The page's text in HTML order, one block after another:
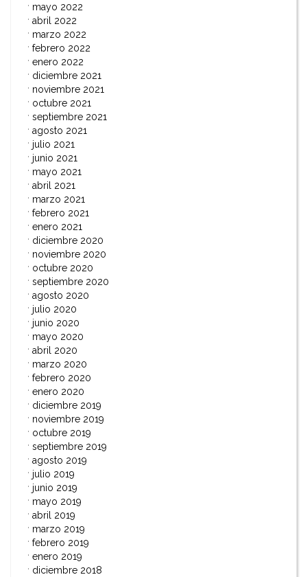
mayo 2022
abril 2022
marzo 2022
febrero 2022
enero 2022
diciembre 2021
noviembre 2021
octubre 2021
septiembre 2021
agosto 2021
julio 2021
junio 2021
mayo 2021
abril 2021
marzo 2021
febrero 2021
enero 2021
diciembre 2020
noviembre 2020
octubre 2020
septiembre 2020
agosto 2020
julio 2020
junio 2020
mayo 2020
abril 2020
marzo 2020
febrero 2020
enero 2020
diciembre 2019
noviembre 2019
octubre 2019
septiembre 2019
agosto 2019
julio 2019
junio 2019
mayo 2019
abril 2019
marzo 2019
febrero 2019
enero 2019
diciembre 2018